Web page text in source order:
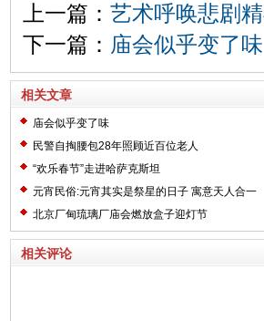
上一篇： 艺术呼唤悲剧
下一篇： 庙会似乎变了味
相关文章
庙会似乎变了味
民警自掏腰包28年照顾近百位老人
“欢乐春节”走进哈萨克斯坦
元宵民俗:元宵其实是祭星的日子 寓意天人合一
北京厂甸琉璃厂庙会燃放盒子迎灯节
相关评论